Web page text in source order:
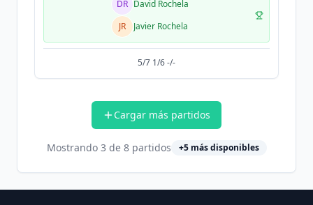
DR David Rochela
JR
Javier Rochela
5/7 1/6 -/-
Cargar más partidos
Mostrando 3 de 8partidos +5más disponibles